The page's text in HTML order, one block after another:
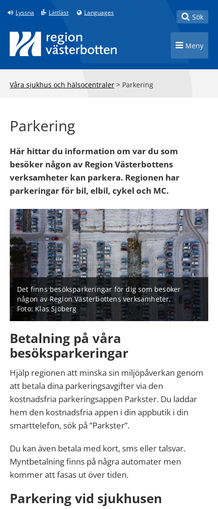
Till innehåll på sidan
Lyssna Lättläst Languages Toggle
Sök
Toggle
Meny
Våra sjukhus och hälsocentraler > Parkering
Parkering
Här hittar du information om var du som
besöker någon av Region Västerbottens
verksamheter kan parkera. Regionen har
parkeringar för bil, elbil, cykel och MC.
Det finns besöksparkeringar för dig som besöker
någon av Region Västerbottens verksamheter.
Foto: Klas Sjöberg
Betalning på våra
besöksparkeringar
Hjälp regionen att minska sin miljöpåverkan genom
att betala dina parkeringsavgifter via den
kostnadsfria parkeringsappen Parkster. Du laddar
hem den kostnadsfria appen i din appbutik i din
smarttelefon, sök på ”Parkster”.
Du kan även betala med kort, sms eller talsvar.
Myntbetalning finns på några automater men
kommer att fasas ut över tiden.
Parkering vid sjukhusen